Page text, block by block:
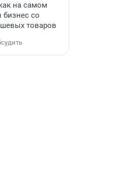
на самом
бизнес со
товаров